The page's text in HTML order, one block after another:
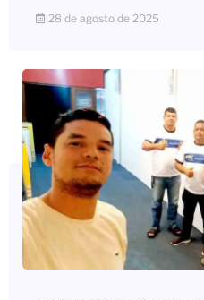
28 de agosto de 2025